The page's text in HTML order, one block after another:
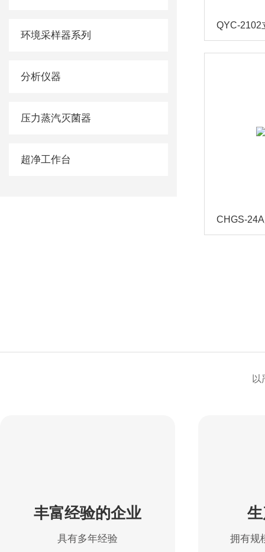
环境采样器系列
分析仪器
压力蒸汽灭菌器
超净工作台
CHGS-
以
丰富经验的企业
具有多年经验 拥有规